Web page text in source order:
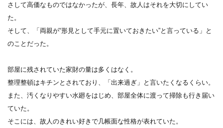
さして高価なものではなかったが、長年、故人はそれを大切にしてい
た。
そして、「両親が“形見として手元に置いておきたい”と言っている」と
のことだった。
部屋に残されていた家財の量は多くはなく。
整理整頓はキチンとされており、「出来過ぎ」と言いたくなるくらい。
また、汚くなりやすい水廻をはじめ、部屋全体に渡って掃除も行き届い
ていた。
そこには、故人のきれい好きで几帳面な性格が表れていた。